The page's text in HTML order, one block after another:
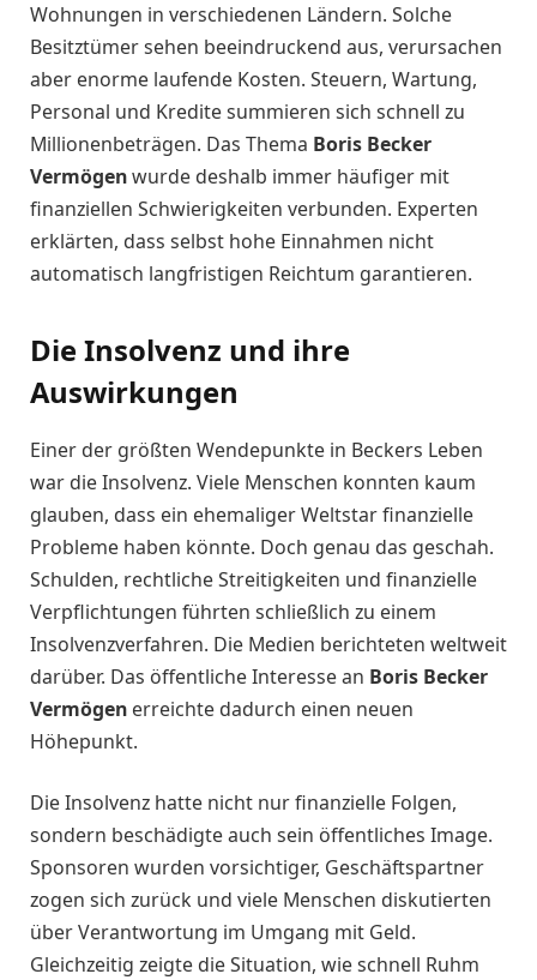
Wohnungen in verschiedenen Ländern. Solche
Besitztümer sehen beeindruckend aus, verursachen
aber enorme laufende Kosten. Steuern, Wartung,
Personal und Kredite summieren sich schnell zu
Millionenbeträgen. Das Thema Boris Becker
Vermögenwurde deshalb immer häufiger mit
finanziellen Schwierigkeiten verbunden. Experten
erklärten, dass selbst hohe Einnahmen nicht
automatisch langfristigen Reichtum garantieren.
Die Insolvenz und ihre
Auswirkungen
Einer der größten Wendepunkte in Beckers Leben
war die Insolvenz. Viele Menschen konnten kaum
glauben, dass ein ehemaliger Weltstar finanzielle
Probleme haben könnte. Doch genau das geschah.
Schulden, rechtliche Streitigkeiten und finanzielle
Verpflichtungen führten schließlich zu einem
Insolvenzverfahren. Die Medien berichteten weltweit
darüber. Das öffentliche Interesse an Boris Becker
Vermögen erreichte dadurch einen neuen
Höhepunkt.
Die Insolvenz hatte nicht nur finanzielle Folgen,
sondern beschädigte auch sein öffentliches Image.
Sponsoren wurden vorsichtiger, Geschäftspartner
zogen sich zurück und viele Menschen diskutierten
über Verantwortung im Umgang mit Geld.
Gleichzeitig zeigte die Situation, wie schnell Ruhm